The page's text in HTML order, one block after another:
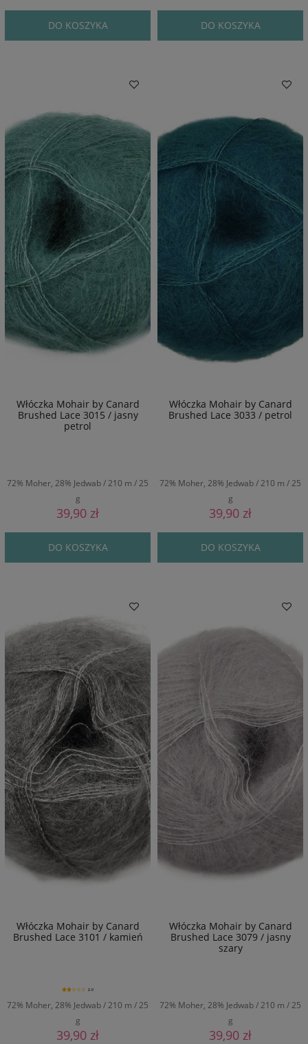
DO KOSZYKA DO KOSZYKA
Włóczka Mohair by Canard
Brushed Lace 3015 / jasny
petrol
72% Moher, 28% Jedwab / 210 m / 25
g
39,90 zł
DO KOSZYKA
Włóczka Mohair by Canard
Brushed Lace 3033 / petrol
72% Moher, 28% Jedwab / 210 m / 25
g
39,90 zł
DO KOSZYKA
Włóczka Mohair by Canard
Brushed Lace 3101 / kamień
72% Moher, 28% Jedwab / 210 m / 25
g
2.0
39,90 zł
Włóczka Mohair by Canard
Brushed Lace 3079 / jasny
szary
72% Moher, 28% Jedwab / 210 m / 25
g
39,90 zł